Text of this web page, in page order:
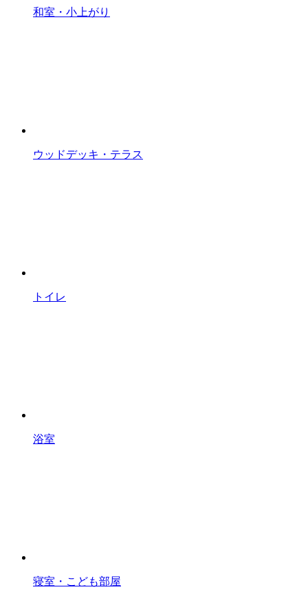
和室・小上がり
ウッドデッキ・テラス
トイレ
浴室
寝室・こども部屋